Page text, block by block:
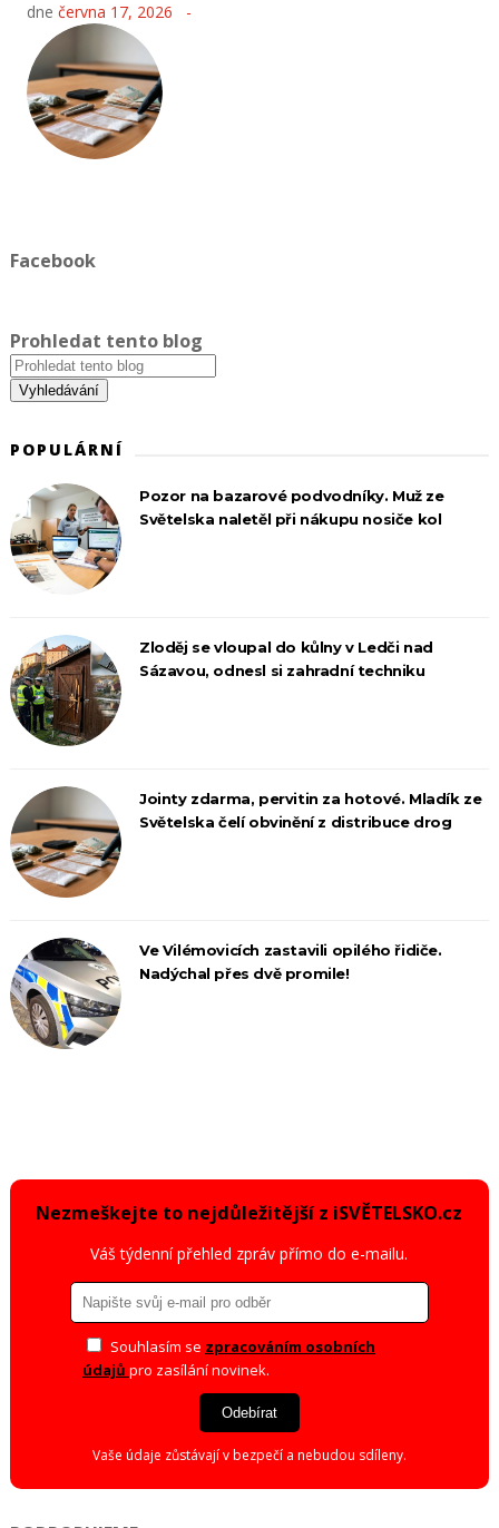
dne června 17, 2026
Facebook
Prohledat tento blog
POPULÁRNÍ
Pozor na bazarové podvodníky. Muž ze
Světelska naletěl při nákupu nosiče kol
Zloděj se vloupal do kůlny v Ledči nad
Sázavou, odnesl si zahradní techniku
Jointy zdarma, pervitin za hotové. Mladík ze
Světelska čelí obvinění z distribuce drog
Ve Vilémovicích zastavili opilého řidiče.
Nadýchal přes dvě promile!
Nezmeškejte to nejdůležitější z iSVĚTELSKO.cz
Váš týdenní přehled zpráv přímo do e-mailu.
Souhlasím se zpracováním osobních
údajů pro zasílání novinek.
Odebírat
Vaše údaje zůstávají v bezpečí a nebudou sdíleny.